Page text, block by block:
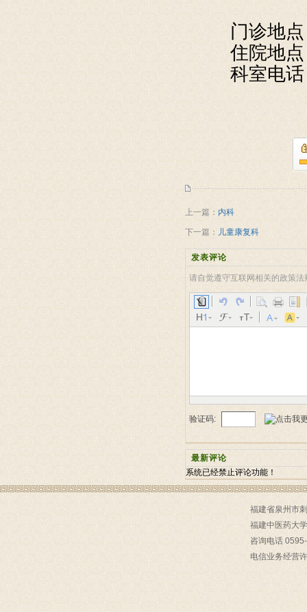
门诊地
住院地
科室电
上一篇： 内科
下一篇： 儿童康复科
发表评论
请自觉遵守互联网相关的政策
验证码:
最新评论
系统已经禁止评论功能！
福建省泉州市
福建中医药大
咨询电话
电信业务经营